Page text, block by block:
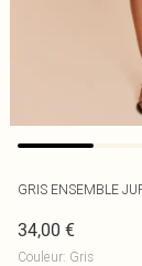
GRIS ENSEMBLE
34,00 €
Couleur: Gris